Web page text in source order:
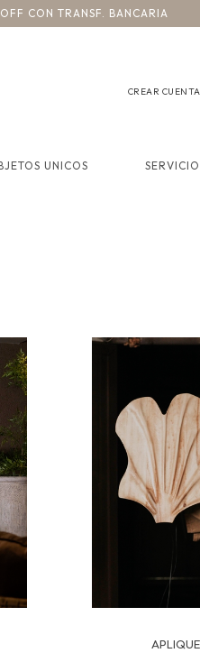
CON TRANSF. BANCARIA
CREAR CUENTA
UNICOS